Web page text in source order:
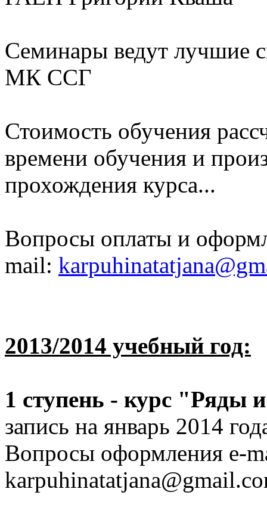
Семинары ведут лучшие
МК ССГ
Стоимость обучения
времени обучения и
прохождения курса...
Вопросы оплаты и
mail:
2013/2014 учебный год:
1 ступень - курс "Ряды
запись на январь 2014
Вопросы оформления e-